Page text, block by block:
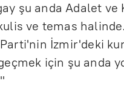
şu anda Adalet
ve temas
İzmir'deki
için şu anda